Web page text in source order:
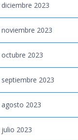
diciembre 2023
noviembre 2023
octubre 2023
septiembre 2023
agosto 2023
julio 2023